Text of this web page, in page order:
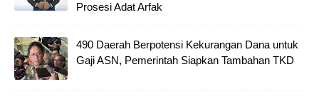
Prosesi Adat Arfak
490 Daerah Berpotensi Kekurangan Dana untuk
Gaji ASN, Pemerintah Siapkan Tambahan TKD